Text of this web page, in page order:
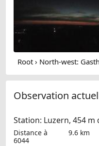
Observation
Station: Luzern, 454
Distance à
6044
9.6 km